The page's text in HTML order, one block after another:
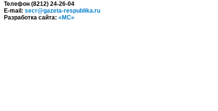
Телефон (8212) 24-26-04
E-mail: secr@gazeta-respublika.ru
Разработка сайта: «МС»